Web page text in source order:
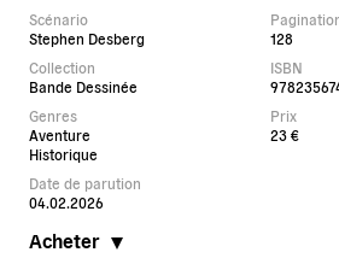
Scénario
Stephen Desberg
Collection
Bande Dessinée
Genres
Aventure
Historique
Date de parution
04.02.2026
Acheter
128
ISBN
Prix
23 €